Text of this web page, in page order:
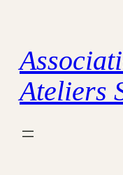
contenu
Ateliers